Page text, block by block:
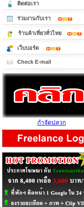
ติดต่อเรา
ร่วมงานกับเรา
ร้านค้าเที่ยวทั่วไทย
เว็บบอร์ด
Check E-mail
กำจัดปลวก